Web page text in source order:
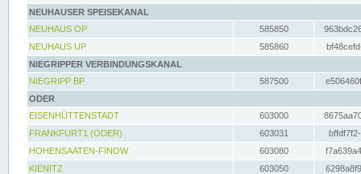
NEUHAUSER SPEISEKANAL
NEUHAUS OP
585850
NEUHAUS UP
585860
NIEGRIPPER VERBINDUNGSKANAL
NIEGRIPP BP
587500
ODER
EISENHÜTTENSTADT
603000
FRANKFURT1 (ODER)
603031
HOHENSAATEN-FINOW
603080
KIENITZ
603050